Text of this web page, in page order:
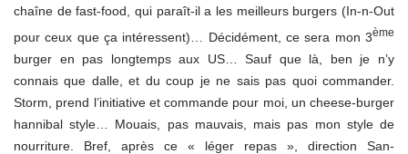
chaîne de fast-food, qui paraît-il a les meilleurs burgers (In-n-Out
pour ceux que ça intéressent)… Décidément, ce sera mon 3ème
burger en pas longtemps aux US… Sauf que là, ben je n’y
connais que dalle, et du coup je ne sais pas quoi commander.
Storm, prend l’initiative et commande pour moi, un cheese-burger
hannibal style… Mouais, pas mauvais, mais pas mon style de
nourriture. Bref, après ce « léger repas », direction San-